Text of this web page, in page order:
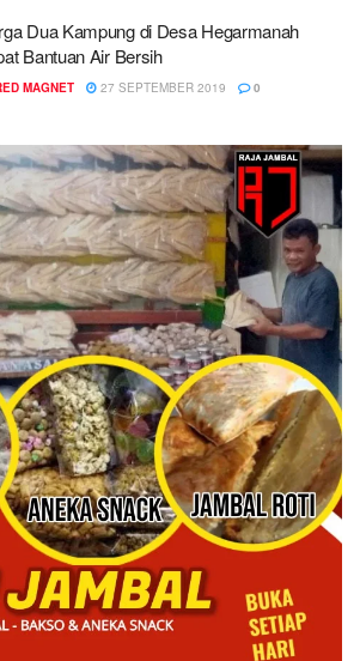
Dua Kampung di Desa Hegarmanah
Bantuan Air Bersih
MAGNET 27 SEPTEMBER 2019 0